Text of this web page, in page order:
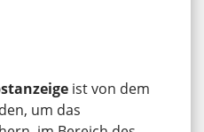
ist von dem
um das